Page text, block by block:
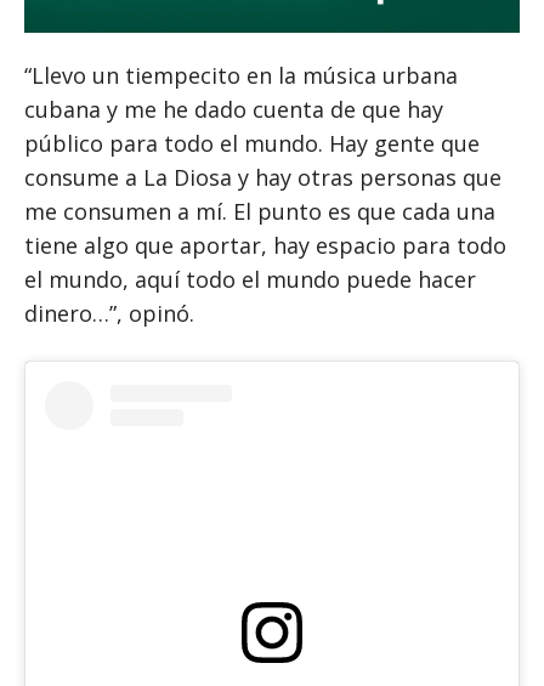
“Llevo un tiempecito en la música urbana
cubana y me he dado cuenta de que hay
público para todo el mundo. Hay gente que
consume a La Diosa y hay otras personas que
me consumen a mí. El punto es que cada una
tiene algo que aportar, hay espacio para todo
el mundo, aquí todo el mundo puede hacer
dinero…”, opinó.